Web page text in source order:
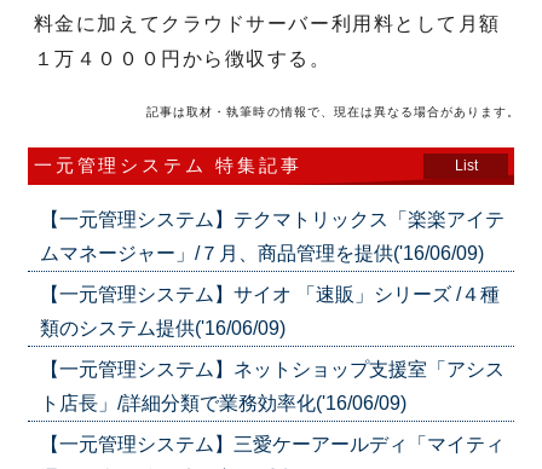
料金に加えてクラウドサーバー利用料として月額
１万４０００円から徴収する。
記事は取材・執筆時の情報で、現在は異なる場合があります。
一元管理システム 特集記事 List
【一元管理システム】テクマトリックス「楽楽アイテ
ムマネージャー」/７月、商品管理を提供('16/06/09)
【一元管理システム】サイオ 「速販」シリーズ /４種
類のシステム提供('16/06/09)
【一元管理システム】ネットショップ支援室「アシス
ト店長」/詳細分類で業務効率化('16/06/09)
【一元管理システム】三愛ケーアールディ「マイティ